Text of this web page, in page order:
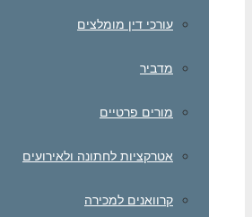
עורכי דין מומלצים
מדביר
מורים פרטיים
אטרקציות לחתונה ולאירועים
קרוואנים למכירה